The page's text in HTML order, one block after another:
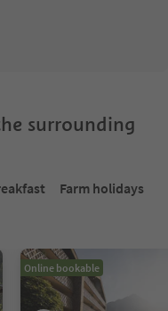
surrounding
Farm holidays
Online bookable